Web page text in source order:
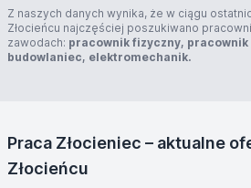
Z naszych danych wynika, że w ciągu
Złocieńcu najczęściej poszukiwano
zawodach: pracownik fizyczny,
budowlaniec, elektromechanik.
Praca Złocieniec – aktualne
Złocieńcu